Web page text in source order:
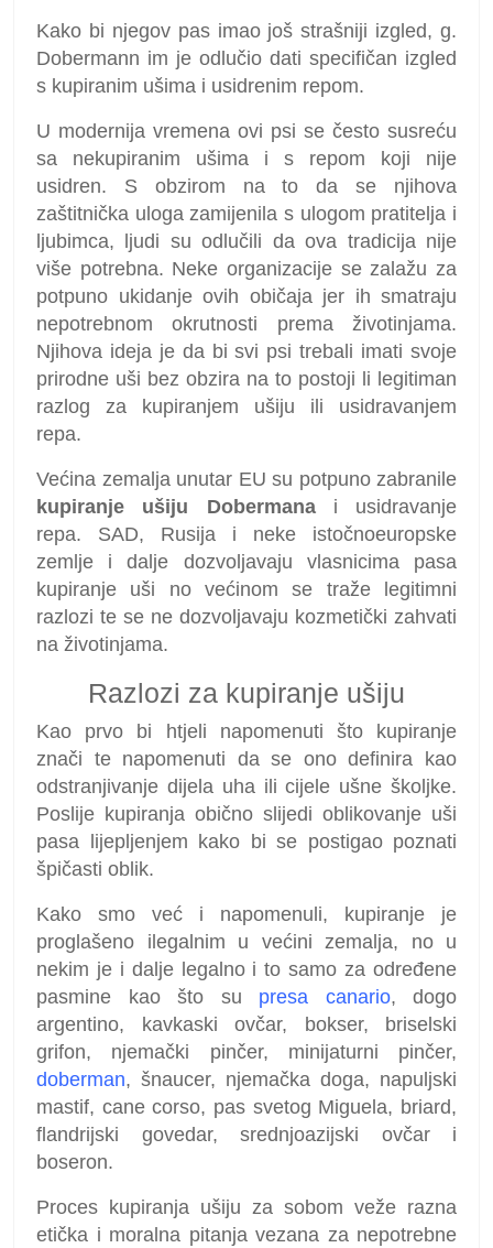
Kako bi njegov pas imao još strašniji izgled, g.
Dobermann im je odlučio dati specifičan izgled
s kupiranim ušima i usidrenim repom.
U modernija vremena ovi psi se često susreću
sa nekupiranim ušima i s repom koji nije
usidren. S obzirom na to da se njihova
zaštitnička uloga zamijenila s ulogom pratitelja i
ljubimca, ljudi su odlučili da ova tradicija nije
više potrebna. Neke organizacije se zalažu za
potpuno ukidanje ovih običaja jer ih smatraju
nepotrebnom okrutnosti prema životinjama.
Njihova ideja je da bi svi psi trebali imati svoje
prirodne uši bez obzira na to postoji li legitiman
razlog za kupiranjem ušiju ili usidravanjem
repa.
Većina zemalja unutar EU su potpuno zabranile
kupiranje ušiju Dobermanai usidravanje
repa. SAD, Rusija i neke istočnoeuropske
zemlje i dalje dozvoljavaju vlasnicima pasa
kupiranje uši no većinom se traže legitimni
razlozi te se ne dozvoljavaju kozmetički zahvati
na životinjama.
Razlozi za kupiranje ušiju
Kao prvo bi htjeli napomenuti što kupiranje
znači te napomenuti da se ono definira kao
odstranjivanje dijela uha ili cijele ušne školjke.
Poslije kupiranja obično slijedi oblikovanje uši
pasa lijepljenjem kako bi se postigao poznati
špičasti oblik.
Kako smo već i napomenuli, kupiranje je
proglašeno ilegalnim u većini zemalja, no u
nekim je i dalje legalno i to samo za određene
pasmine kao što su presa canario, dogo
argentino, kavkaski ovčar, bokser, briselski
grifon, njemački pinčer, minijaturni pinčer,
doberman, šnaucer, njemačka doga, napuljski
mastif, cane corso, pas svetog Miguela, briard,
flandrijski govedar, srednjoazijski ovčar i
boseron.
Proces kupiranja ušiju za sobom veže razna
etička i moralna pitanja vezana za nepotrebne